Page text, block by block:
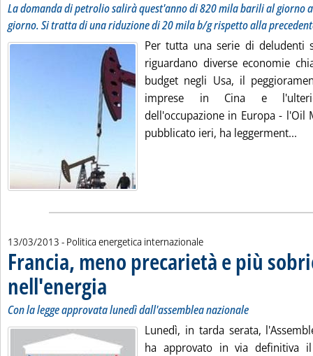
La domanda di petrolio salirà quest'anno di 820 mila barili al giorno
giorno. Si tratta di una riduzione di 20 mila b/g rispetto alla
Per tutta una serie di deludenti
riguardano diverse economie
budget negli Usa, il
imprese in Cina e
dell'occupazione in Europa - l'Oil
pubblicato ieri, ha leggerment...
13/03/2013 - Politica energetica internazionale
Francia, meno precarietà e più
nell'energia . Sottotitolo: Con la legge approvata lunedì dall'assemblea
. Pubblicata mercoledì 13 marzo 2013 alle 11.29.
Con la legge approvata lunedì dall'assemblea nazionale
Lunedì, in tarda serata,
ha approvato in via definitiva